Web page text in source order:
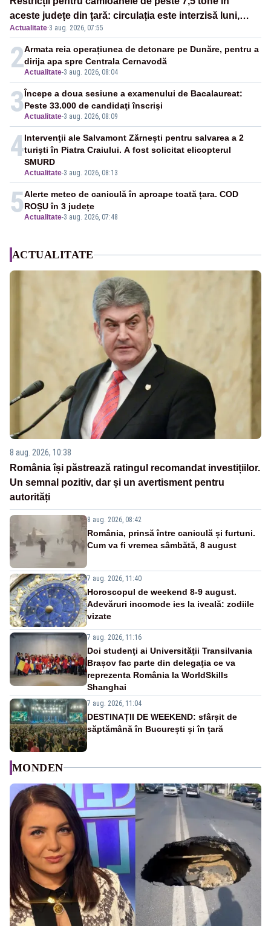
aceste județe din țară: circulația este interzisă luni,
între orele 12:00 și 20:00
Actualitate·3 aug. 2026, 07:55
2Actualitate-3 aug. 2026, 08:04
Armata reia operațiunea de detonare pe Dunăre, pentru a
dirija apa spre Centrala Cernavodă
3Actualitate-3 aug. 2026, 08:09
Începe a doua sesiune a examenului de Bacalaureat:
Peste 33.000 de candidaţi înscrişi
4
Actualitate-3 aug. 2026, 08:13
Intervenţii ale Salvamont Zărnești pentru salvarea a 2
turişti în Piatra Craiului. A fost solicitat elicopterul
SMURD
5Actualitate-3 aug. 2026, 07:48
Alerte meteo de caniculă în aproape toată țara. COD
ROȘU în 3 județe
ACTUALITATE
8 aug. 2026, 10:38
România își păstrează ratingul recomandat investițiilor.
Un semnal pozitiv, dar și un avertisment pentru
autorități
8 aug. 2026, 08:42
România, prinsă între caniculă și furtuni.
Cum va fi vremea sâmbătă, 8 august
7 aug. 2026, 11:40
Horoscopul de weekend 8-9 august.
Adevăruri incomode ies la iveală: zodiile
vizate
7 aug. 2026, 11:16
Doi studenţi ai Universităţii Transilvania
Brașov fac parte din delegaţia ce va
reprezenta România la WorldSkills
Shanghai
7 aug. 2026, 11:04
DESTINAȚII DE WEEKEND: sfârșit de
săptămână în București și în țară
MONDEN